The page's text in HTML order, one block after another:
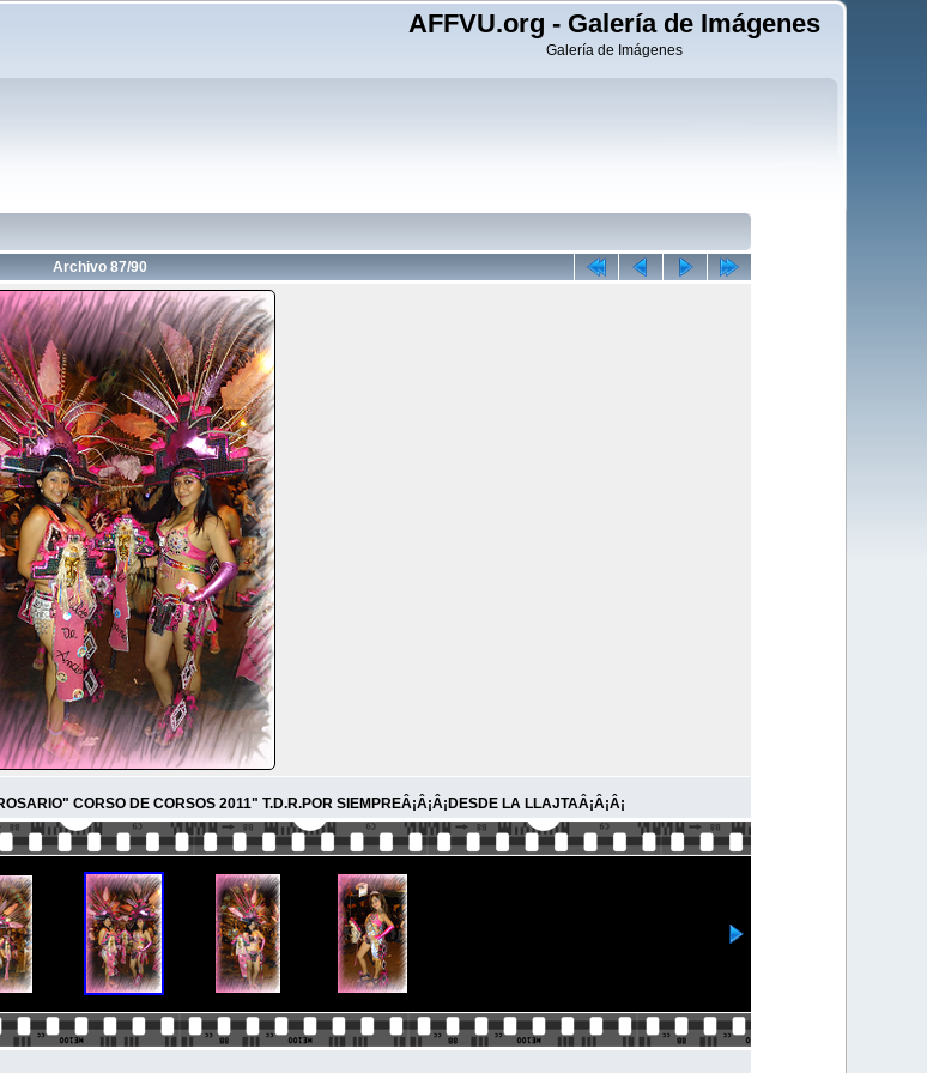
AFFVU.org - Galería de Imágenes
Galería de Imágenes
Archivo 87/90
CORSO DE CORSOS 2011" T.D.R.POR SIEMPREÂ¡Â¡Â¡DESDE LA LLAJTAÂ¡Â¡Â¡